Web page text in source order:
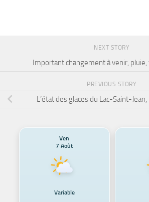
NEXT STORY
Important changement à venir,
PREVIOUS STORY
L’état des glaces du Lac-Saint-
Ven
7 Août
Variable